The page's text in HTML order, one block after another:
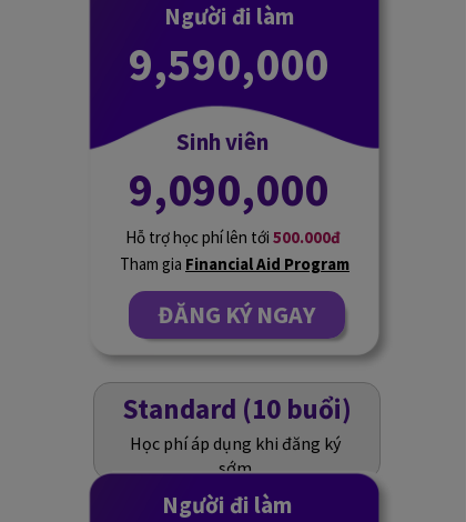
Học phí áp dụng khi đăng ký
sớm
Standard (10 buổi)
Người đi làm
Sinh viên
9,090,000
ĐĂNG KÝ NGAY
9,590,000
Người đi làm
Hỗ trợ học phí lên tới 500.000đ
Tham gia Financial Aid Program